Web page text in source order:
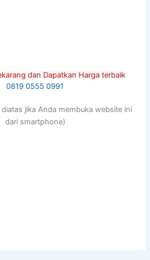
dan Dapatkan Harga terbaik
0819 0555 0991
jika Anda membuka website ini
dari smartphone)